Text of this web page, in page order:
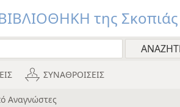
της Σκοπιάς
ΣΥΝΑΘΡΟΙΣΕΙΣ
Αναγνώστες